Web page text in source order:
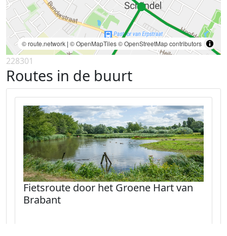
© route.network | © OpenMapTiles© OpenStreetMap contributors
228301
Routes in de buurt
Fietsroute door het Groene Hart van
Brabant